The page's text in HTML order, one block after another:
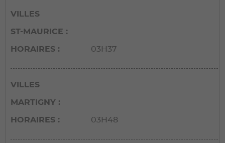
VILLES
ST-MAURICE
HORAIRES 03H37
VILLES
MARTIGNY
HORAIRES 03H48